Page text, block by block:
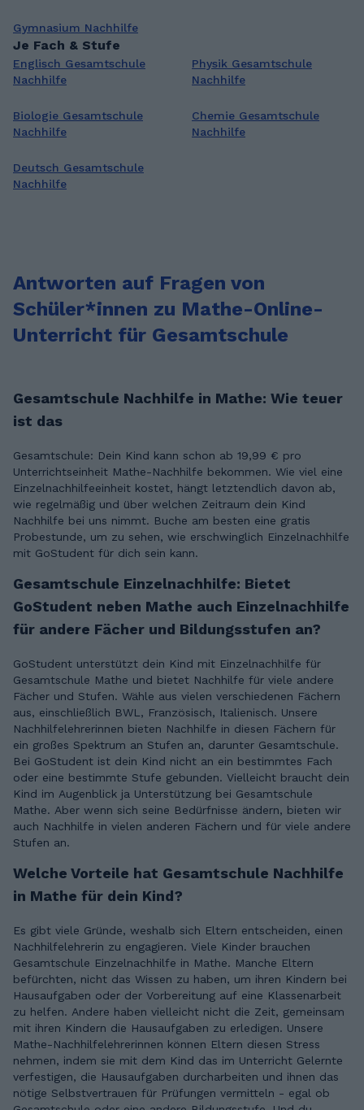
Gymnasium Nachhilfe
Je Fach & Stufe
Englisch Gesamtschule
Nachhilfe
Physik Gesamtschule
Nachhilfe
Biologie Gesamtschule
Nachhilfe
Chemie Gesamtschule
Nachhilfe
Deutsch Gesamtschule
Nachhilfe
Antworten auf Fragen von
Schüler*innen zu Mathe-Online-
Unterricht für Gesamtschule
Gesamtschule Nachhilfe in Mathe: Wie teuer
ist das
Gesamtschule: Dein Kind kann schon ab 19,99 € pro
Unterrichtseinheit Mathe-Nachhilfe bekommen. Wie viel eine
Einzelnachhilfeeinheit kostet, hängt letztendlich davon ab,
wie regelmäßig und über welchen Zeitraum dein Kind
Nachhilfe bei uns nimmt. Buche am besten eine gratis
Probestunde, um zu sehen, wie erschwinglich Einzelnachhilfe
mit GoStudent für dich sein kann.
Gesamtschule Einzelnachhilfe: Bietet
GoStudent neben Mathe auch Einzelnachhilfe
für andere Fächer und Bildungsstufen an?
GoStudent unterstützt dein Kind mit Einzelnachhilfe für
Gesamtschule Mathe und bietet Nachhilfe für viele andere
Fächer und Stufen. Wähle aus vielen verschiedenen Fächern
aus, einschließlich BWL, Französisch, Italienisch. Unsere
Nachhilfelehrerinnen bieten Nachhilfe in diesen Fächern für
ein großes Spektrum an Stufen an, darunter Gesamtschule.
Bei GoStudent ist dein Kind nicht an ein bestimmtes Fach
oder eine bestimmte Stufe gebunden. Vielleicht braucht dein
Kind im Augenblick ja Unterstützung bei Gesamtschule
Mathe. Aber wenn sich seine Bedürfnisse ändern, bieten wir
auch Nachhilfe in vielen anderen Fächern und für viele andere
Stufen an.
Welche Vorteile hat Gesamtschule Nachhilfe
in Mathe für dein Kind?
Es gibt viele Gründe, weshalb sich Eltern entscheiden, einen
Nachhilfelehrerin zu engagieren. Viele Kinder brauchen
Gesamtschule Einzelnachhilfe in Mathe. Manche Eltern
befürchten, nicht das Wissen zu haben, um ihren Kindern bei
Hausaufgaben oder der Vorbereitung auf eine Klassenarbeit
zu helfen. Andere haben vielleicht nicht die Zeit, gemeinsam
mit ihren Kindern die Hausaufgaben zu erledigen. Unsere
Mathe-Nachhilfelehrerinnen können Eltern diesen Stress
nehmen, indem sie mit dem Kind das im Unterricht Gelernte
verfestigen, die Hausaufgaben durcharbeiten und ihnen das
nötige Selbstvertrauen für Prüfungen vermitteln - egal ob